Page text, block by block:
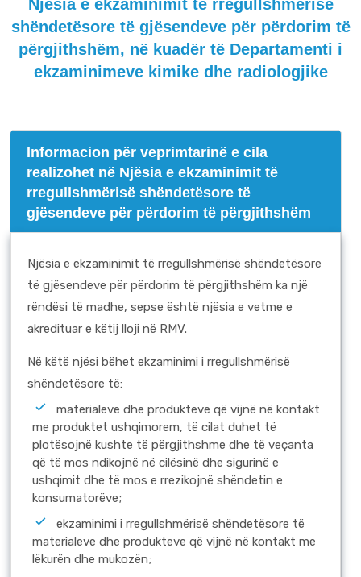
Njësia e ekzaminimit të rregullshmërisë
shëndetësore të gjësendeve për përdorim të
përgjithshëm, në kuadër të Departamenti i
ekzaminimeve kimike dhe radiologjike
Informacion për veprimtarinë e cila
realizohet në Njësia e ekzaminimit të
rregullshmërisë shëndetësore të
gjësendeve për përdorim të përgjithshëm
Njësia e ekzaminimit të rregullshmërisë shëndetësore
të gjësendeve për përdorim të përgjithshëm ka një
rëndësi të madhe, sepse është njësia e vetme e
akredituar e këtij lloji në RMV.
Në këtë njësi bëhet ekzaminimi i rregullshmërisë
shëndetësore të:
materialeve dhe produkteve që vijnë në kontakt
me produktet ushqimorem, të cilat duhet të
plotësojnë kushte të përgjithshme dhe të veçanta
që të mos ndikojnë në cilësinë dhe sigurinë e
ushqimit dhe të mos e rrezikojnë shëndetin e
konsumatorëve;
ekzaminimi i rregullshmërisë shëndetësore të
materialeve dhe produkteve që vijnë në kontakt me
lëkurën dhe mukozën;